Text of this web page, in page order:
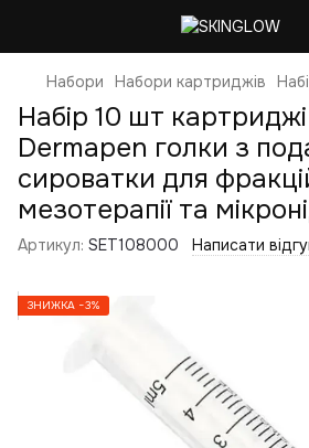
Набори Набори картриджів
Набір 10 шт
Dermapen голки з
сироватки для
мезотерапії та
Артикул: SET108000 Написати
ЗНИЖКА −3%